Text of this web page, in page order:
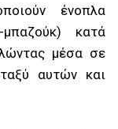
ένοπλα
μπαζούκ) κατά
μέσα σε
αυτών και